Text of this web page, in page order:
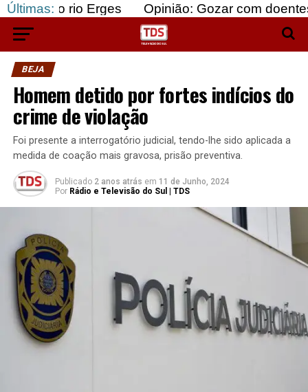
Últimas:
Erges Opinião: Gozar com doentes e bajular
BEJA
Homem detido por fortes indícios do
crime de violação
Foi presente a interrogatório judicial, tendo-lhe sido aplicada a
medida de coação mais gravosa, prisão preventiva.
Publicado 2 anos atrás em 11 de Junho, 2024
Por Rádio e Televisão do Sul | TDS